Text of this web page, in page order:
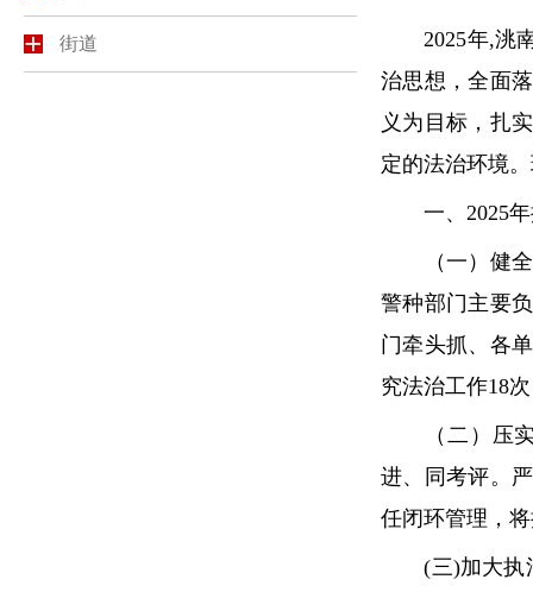
街道
2025年,洮南
治思想，全面
义为目标，扎
定的法治环境
一、2025年
（一）健全
警种部门主要
门牵头抓、各
究法治工作18
（二）压实
进、同考评。
任闭环管理，
(三)加大执法